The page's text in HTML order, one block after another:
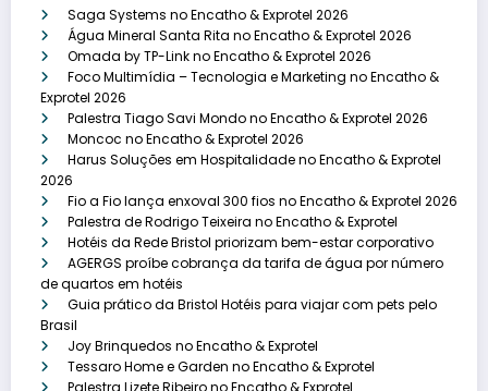
Saga Systems no Encatho & Exprotel 2026
Água Mineral Santa Rita no Encatho & Exprotel 2026
Omada by TP-Link no Encatho & Exprotel 2026
Foco Multimídia – Tecnologia e Marketing no Encatho &
Exprotel 2026
Palestra Tiago Savi Mondo no Encatho & Exprotel 2026
Moncoc no Encatho & Exprotel 2026
Harus Soluções em Hospitalidade no Encatho & Exprotel
2026
Fio a Fio lança enxoval 300 fios no Encatho & Exprotel 2026
Palestra de Rodrigo Teixeira no Encatho & Exprotel
Hotéis da Rede Bristol priorizam bem-estar corporativo
AGERGS proíbe cobrança da tarifa de água por número
de quartos em hotéis
Guia prático da Bristol Hotéis para viajar com pets pelo
Brasil
Joy Brinquedos no Encatho & Exprotel
Tessaro Home e Garden no Encatho & Exprotel